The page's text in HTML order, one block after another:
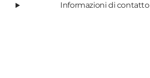
Informazioni di contatto